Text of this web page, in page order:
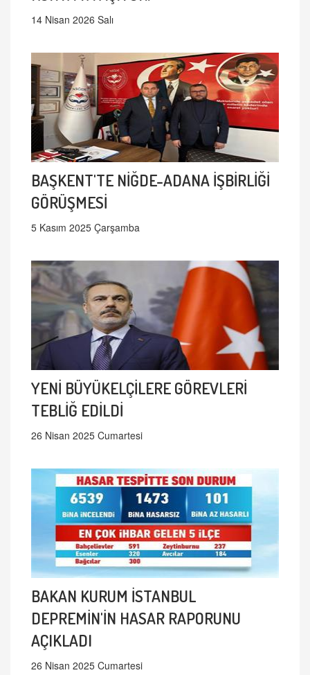
14 Nisan 2026 Salı
BAŞKENT'TE NİĞDE-ADANA İŞBİRLİĞİ
GÖRÜŞMESİ
5 Kasım 2025 Çarşamba
YENİ BÜYÜKELÇİLERE GÖREVLERİ
TEBLİĞ EDİLDİ
26 Nisan 2025 Cumartesi
BAKAN KURUM İSTANBUL
DEPREMİN'İN HASAR RAPORUNU
AÇIKLADI
26 Nisan 2025 Cumartesi